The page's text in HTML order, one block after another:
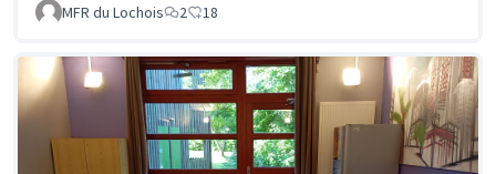
MFR du Lochois
2 18